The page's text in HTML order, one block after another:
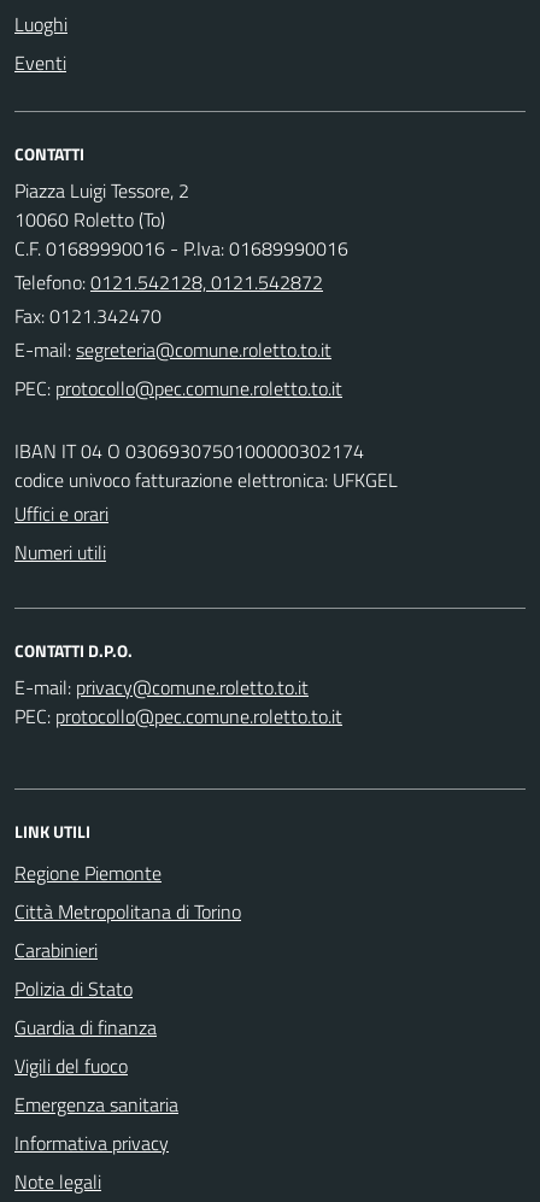
Luoghi
Eventi
CONTATTI
Piazza Luigi Tessore, 2
10060 Roletto (To)
C.F. 01689990016 - P.Iva: 01689990016
Telefono:0121.542128, 0121.542872
Fax: 0121.342470
E-mail:
PEC:
IBAN IT 04 O 0306930750100000302174
codice univoco fatturazione elettronica: UFKGEL
Uffici e orari
Numeri utili
CONTATTI D.P.O.
E-mail:
PEC:
LINK UTILI
Regione Piemonte
Città Metropolitana di Torino
Carabinieri
Polizia di Stato
Guardia di finanza
Vigili del fuoco
Emergenza sanitaria
Informativa privacy
Note legali